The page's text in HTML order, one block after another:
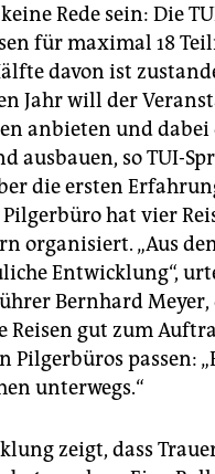
Rede sein: Die
für maximal 18
davon ist
Jahr will der
anbieten und
ausbauen, so TUI-
die ersten
Pilgerbüro hat vier
organisiert. „Aus
Entwicklung“,
Bernhard
Reisen gut zum
Pilgerbüros passen:
unterwegs.“
zeigt, dass